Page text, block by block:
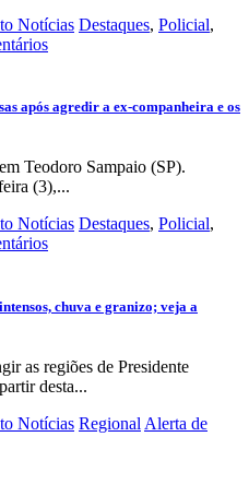
Notícias Destaques, Policial,
após agredir a ex-companheira e os
Teodoro Sampaio (SP).
(3),...
Notícias Destaques, Policial,
chuva e granizo; veja a
as regiões de Presidente
desta...
Notícias Regional Alerta de